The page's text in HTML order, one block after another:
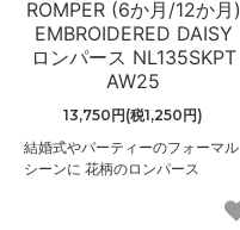
ROMPER (6か月/12か月)
EMBROIDERED DAISY
ロンパース NL135SKPT
AW25
13,750円(税1,250円)
結婚式やパーティーのフォーマル
シーンに 花柄のロンパース